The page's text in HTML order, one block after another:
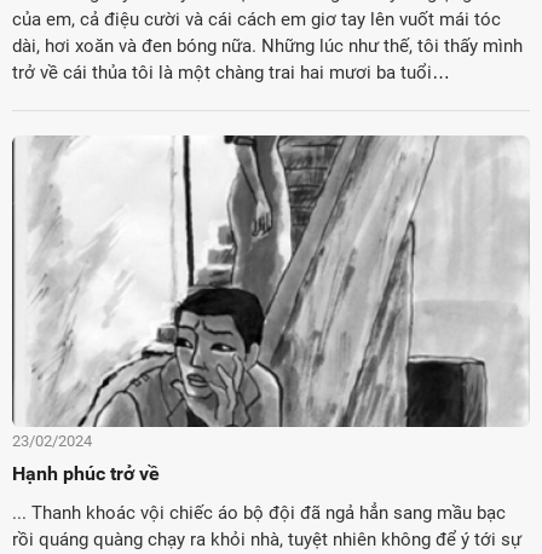
của em, cả điệu cười và cái cách em giơ tay lên vuốt mái tóc
dài, hơi xoăn và đen bóng nữa. Những lúc như thế, tôi thấy mình
trở về cái thủa tôi là một chàng trai hai mươi ba tuổi…
23/02/2024
Hạnh phúc trở về
... Thanh khoác vội chiếc áo bộ đội đã ngả hẳn sang mầu bạc
rồi quáng quàng chạy ra khỏi nhà, tuyệt nhiên không để ý tới sự